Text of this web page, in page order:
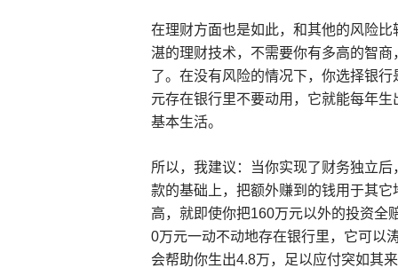
在理财方面也是如此，和其他的风险
湛的理财技术，不需要你有多高的智
了。在没有风险的情况下，你选择银
元存在银行里不要动用，它就能每年
基本生活。
所以，我建议：当你实现了财务独立
款的基础上，把额外赚到的钱用于其
高，就即使你把160万元以外的投资全
0万元一动不动地存在银行里，它可
会帮助你生出4.8万，足以应付突如其